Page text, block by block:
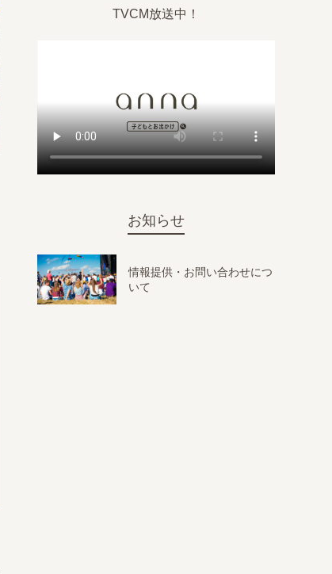
TVCM放送中！
お知らせ
情報提供・お問い合わせにつ
いて